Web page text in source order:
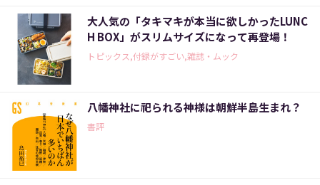
大人気の「タキマキが本当に欲しかったLUNC
H BOX」がスリムサイズになって再登場！
トピックス,付録がすごい,雑誌・ムック
八幡神社に祀られる神様は朝鮮半島生まれ？
書評